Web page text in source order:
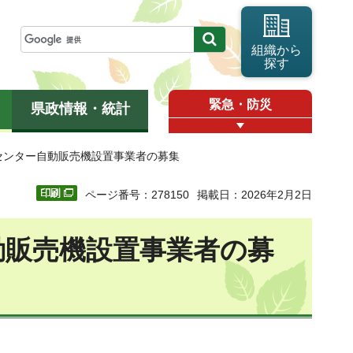
組織から
探す
県政情報・統計 緊急・防災
ター自動販売機設置事業者の募集
ページ番号：278150 掲載日：2026年2月2日
売機設置事業者の募